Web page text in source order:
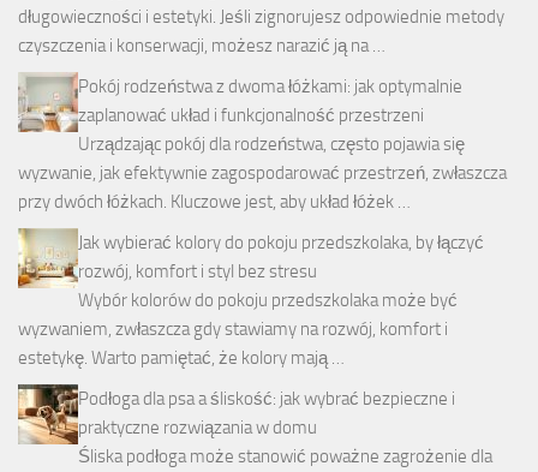
długowieczności i estetyki. Jeśli zignorujesz odpowiednie metody
czyszczenia i konserwacji, możesz narazić ją na …
Pokój rodzeństwa z dwoma łóżkami: jak optymalnie
zaplanować układ i funkcjonalność przestrzeni
Urządzając pokój dla rodzeństwa, często pojawia się
wyzwanie, jak efektywnie zagospodarować przestrzeń, zwłaszcza
przy dwóch łóżkach. Kluczowe jest, aby układ łóżek …
Jak wybierać kolory do pokoju przedszkolaka, by łączyć
rozwój, komfort i styl bez stresu
Wybór kolorów do pokoju przedszkolaka może być
wyzwaniem, zwłaszcza gdy stawiamy na rozwój, komfort i
estetykę. Warto pamiętać, że kolory mają …
Podłoga dla psa a śliskość: jak wybrać bezpieczne i
praktyczne rozwiązania w domu
Śliska podłoga może stanowić poważne zagrożenie dla